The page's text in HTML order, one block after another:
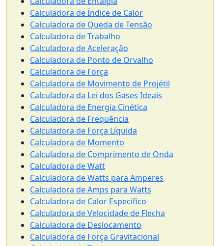
Calculadora de Índice de Calor
Calculadora de Queda de Tensão
Calculadora de Trabalho
Calculadora de Aceleração
Calculadora de Ponto de Orvalho
Calculadora de Força
Calculadora de Movimento de Projétil
Calculadora da Lei dos Gases Ideais
Calculadora de Energia Cinética
Calculadora de Frequência
Calculadora de Força Líquida
Calculadora de Momento
Calculadora de Comprimento de Onda
Calculadora de Watt
Calculadora de Watts para Amperes
Calculadora de Amps para Watts
Calculadora de Calor Específico
Calculadora de Velocidade de Flecha
Calculadora de Deslocamento
Calculadora de Força Gravitacional